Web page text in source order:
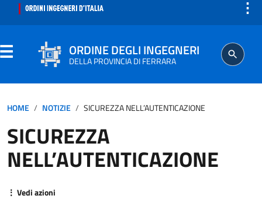
⋮
ORDINE DEGLI INGEGNERI
DELLA PROVINCIA DI FERRARA
SEGRETERIA
ISCRITTO
PROFESSIONE
HOME NOTIZIE SICUREZZA NELL’AUTENTICAZIONE
SICUREZZA
NELL’AUTENTICAZIONE
⋮ Vedi azioni